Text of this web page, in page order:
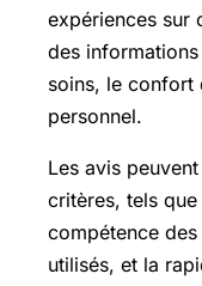
expériences sur
des
soins, le confort
personnel.
Les avis
critères, tels que
compétence
utilisés, et la